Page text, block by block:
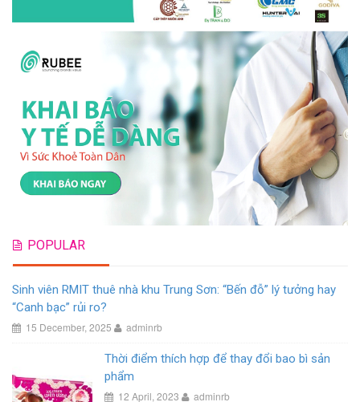
POPULAR
Sinh viên RMIT thuê nhà khu Trung Sơn: “Bến đỗ” lý tưởng hay
“Canh bạc” rủi ro?
15 December, 2025 adminrb
Thời điểm thích hợp để thay đổi bao bì sản
phẩm
12 April, 2023 adminrb